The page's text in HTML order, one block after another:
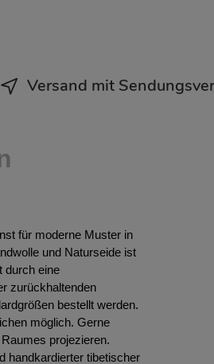
Versand mit
für moderne Muster in
und Naturseide ist
durch eine
zurückhaltenden
bestellt werden.
möglich. Gerne
projezieren.
handkardierter tibetischer